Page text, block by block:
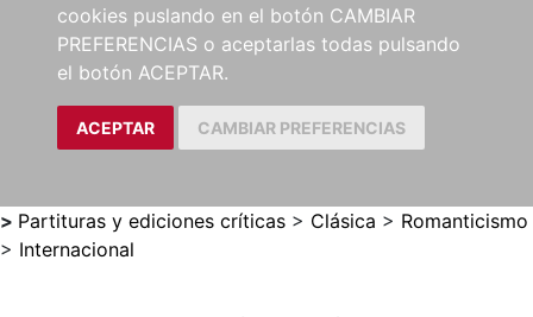
cookies puslando en el botón CAMBIAR
PREFERENCIAS o aceptarlas todas pulsando
el botón ACEPTAR.
ACEPTAR CAMBIAR PREFERENCIAS
> Partituras y ediciones críticas > Clásica > Romanticismo
> Internacional